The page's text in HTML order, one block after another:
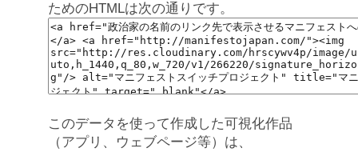
ためのHTMLは次の通りです。
このデータを使って作成した可視化作品
（アプリ、ウェブページ等）は、